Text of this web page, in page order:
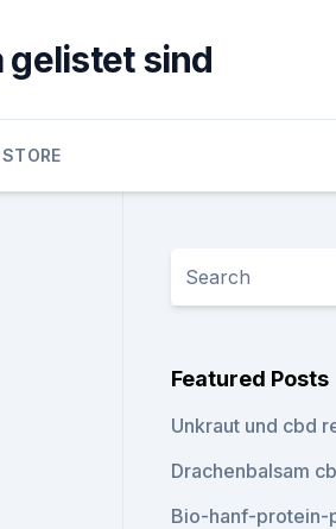
gelistet sind
Featured Posts
Unkraut und cbd
Drachenbalsam
Bio-hanf-protein-